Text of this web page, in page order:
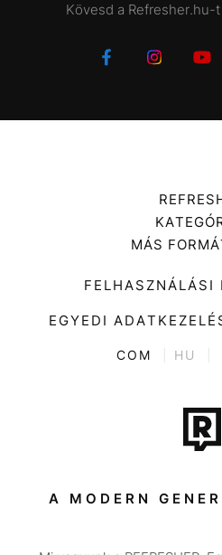
Kövesd a Refresher.hu-
Zene
Divat
ENTR
Tech-
Sport
MÁS
FELHASZNÁLÁSI
EGYEDI
COM HU
A MODERN